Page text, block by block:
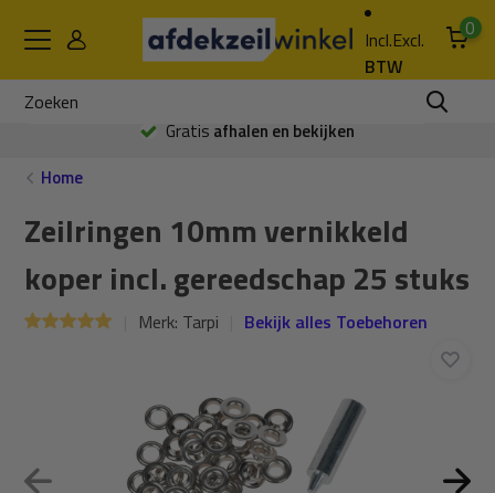
Incl.Excl.
BTW
0
Gratis afhalen en bekijken
Home
Zeilringen 10mm vernikkeld
koper incl. gereedschap 25 stuks
Merk: Tarpi Bekijk alles Toebehoren